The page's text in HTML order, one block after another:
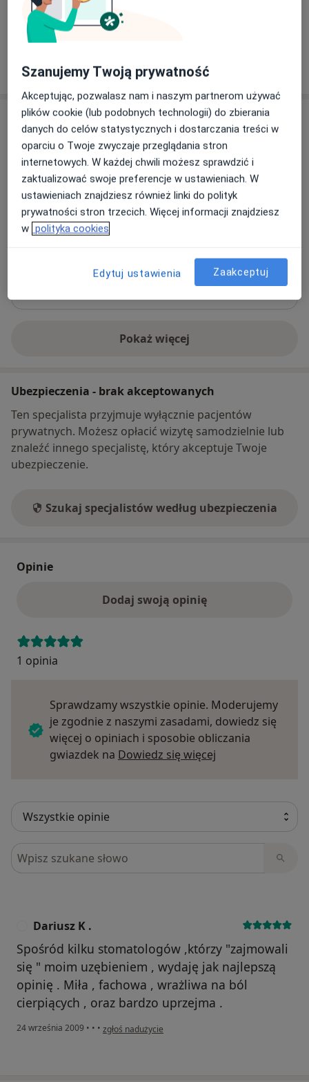
Brak informacji o usługach i cenach
Ten lekarz nie dodał jeszcze informacji o usługach i
Adres
Gabinet Stomatologiczny.
Kościuszki 90,23-460 Józefów
Powiększ mapęotwiera się w nowej karcie
Pokaż więcej
o adresie
Ubezpieczenia - brak akceptowanych
Ten specjalista przyjmuje wyłącznie pacjentów
prywatnych. Możesz opłacić wizytę samodzielnie lub
znaleźć innego specjalistę, który akceptuje Twoje
ubezpieczenie.
Szukaj specjalistów według ubezpieczenia
Opinie
Dodaj swoją opinię
1 opinia
Sprawdzamy wszystkie opinie. Moderujemy
je zgodnie z naszymi zasadami, dowiedz się
więcej o opiniach i sposobie obliczania
gwiazdek na Dowiedz się więcej
Szukaj w opiniach
Dariusz K .
Spośród kilku stomatologów ,którzy "zajmowali
się " moim uzębieniem , wydaję jak najlepszą
opinię . Miła , fachowa , wrażliwa na ból
cierpiących , oraz bardzo uprzejma .
24 września 2009 • • • w opinii użytkownika Dariusz K .
zgłoś nadużycie
Szanujemy Twoją prywatność
Akceptując, pozwalasz nam i naszym partnerom używać
plików cookie (lub podobnych technologii) do zbierania
danych do celów statystycznych i dostarczania treści w
oparciu o Twoje zwyczaje przeglądania stron
internetowych. W każdej chwili możesz sprawdzić i
zaktualizować swoje preferencje w ustawieniach. W
ustawieniach znajdziesz również linki do polityk
prywatności stron trzecich. Więcej informacji znajdziesz
w polityka cookies
Edytuj ustawienia Zaakceptuj